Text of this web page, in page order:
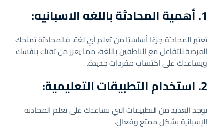
1. أهمية المحادثة باللغه الاسبانيه:
تعتبر المحادثة جزءًا أساسيًا من تعلم أي لغة. فالمحادثة تمنحك
الفرصة للتفاعل مع الناطقين باللغة، مما يعزز من ثقتك بنفسك
ويساعدك على اكتساب مفردات جديدة.
2. استخدام التطبيقات التعليمية:
توجد العديد من التطبيقات التي تساعدك على تعلم المحادثة
الإسبانية بشكل ممتع وفعال.